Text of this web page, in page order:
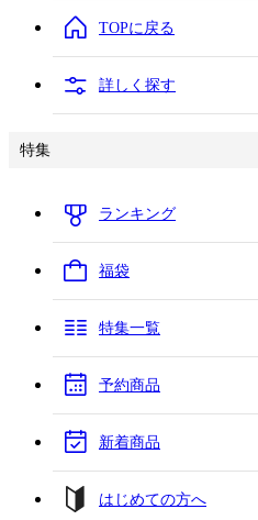
TOPに戻る
詳しく探す
特集
ランキング
福袋
特集一覧
予約商品
新着商品
はじめての方へ